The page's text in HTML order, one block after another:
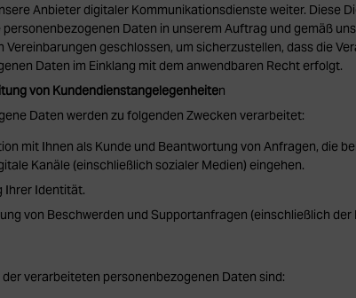
Anbieter digitaler Kommunikationsdienste weiter. Diese
Daten in unserem Auftrag und gemäß
Vereinbarungen geschlossen, um sicherzustellen, dass die
Daten im Einklang mit dem anwendbaren Recht erfolgt.
von Kundendienstangelegenheiten
Daten werden zu folgenden Zwecken verarbeitet:
mit Ihnen als Kunde und Beantwortung von Anfragen, die
Kanäle (einschließlich sozialer Medien) eingehen.
Ihrer Identität.
von Beschwerden und Supportanfragen (einschließlich
verarbeiteten personenbezogenen Daten sind: